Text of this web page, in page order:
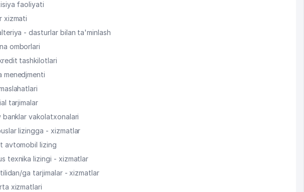
faoliyati
xizmati
- dasturlar bilan ta'minlash
omborlari
tashkilotlari
menedjmenti
tarjimalar
banklar vakolatxonalari
lizingga - xizmatlar
avtomobil lizing
texnika lizingi - xizmatlar
ga tarjimalar - xizmatlar
xizmatlari